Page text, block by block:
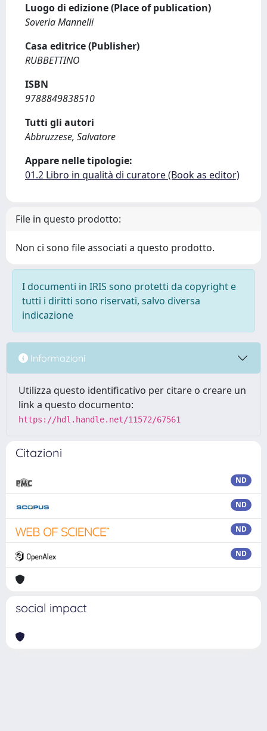
Luogo di edizione (Place of publication)
Soveria Mannelli
Casa editrice (Publisher)
RUBBETTINO
ISBN
9788849838510
Tutti gli autori
Abbruzzese, Salvatore
Appare nelle tipologie:
01.2 Libro in qualità di curatore (Book as editor)
File in questo prodotto:
Non ci sono file associati a questo prodotto.
I documenti in IRIS sono protetti da copyright e
tutti i diritti sono riservati, salvo diversa
indicazione
Informazioni
Utilizza questo identificativo per citare o creare un
link a questo documento:
https://hdl.handle.net/11572/67561
Citazioni
ND
ND
ND
ND
social impact